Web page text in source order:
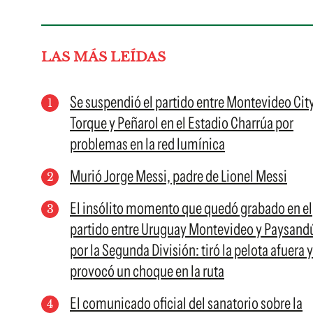
LAS MÁS LEÍDAS
Se suspendió el partido entre Montevideo
Torque y Peñarol en el Estadio Charrúa por
problemas en la red lumínica
Murió Jorge Messi, padre de Lionel Messi
El insólito momento que quedó grabado en el
partido entre Uruguay Montevideo y
por la Segunda División: tiró la pelota afuera y
provocó un choque en la ruta
El comunicado oficial del sanatorio sobre la